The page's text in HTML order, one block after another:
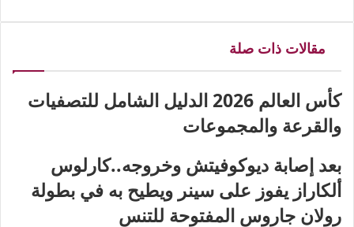
مقالات ذات صلة
كأس العالم 2026 الدليل الشامل للتصفيات
والقرعة والمجموعات
بعد إصابة ديوكوفيتش وخروجه..كارلوس
ألكاراز يفوز على سينر ويطيح به في بطولة
رولان جاروس المفتوحة للتنس